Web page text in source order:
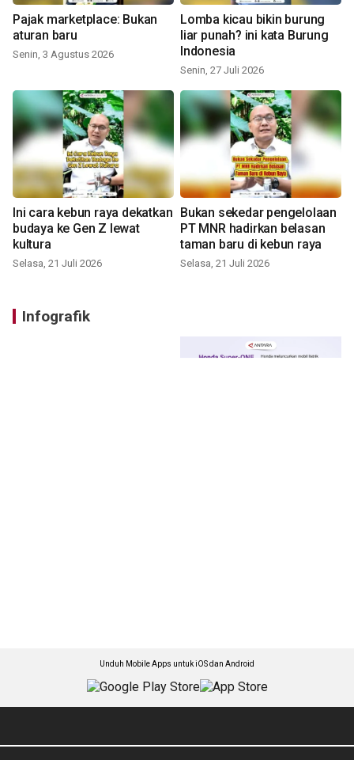
Pajak marketplace: Bukan
aturan baru
Senin, 3 Agustus 2026
Lomba kicau bikin burung
liar punah? ini kata Burung
Indonesia
Senin, 27 Juli 2026
Ini cara kebun raya dekatkan
budaya ke Gen Z lewat
kultura
Selasa, 21 Juli 2026
Bukan sekedar pengelolaan
PT MNR hadirkan belasan
taman baru di kebun raya
Selasa, 21 Juli 2026
Infografik
Unduh Mobile Apps untuk iOS dan Android